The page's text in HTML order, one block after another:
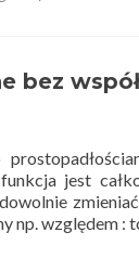
bez
funkcja jest
np. względem :